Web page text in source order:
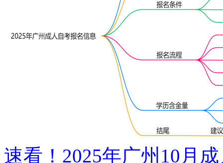
速看！2025年广州10月